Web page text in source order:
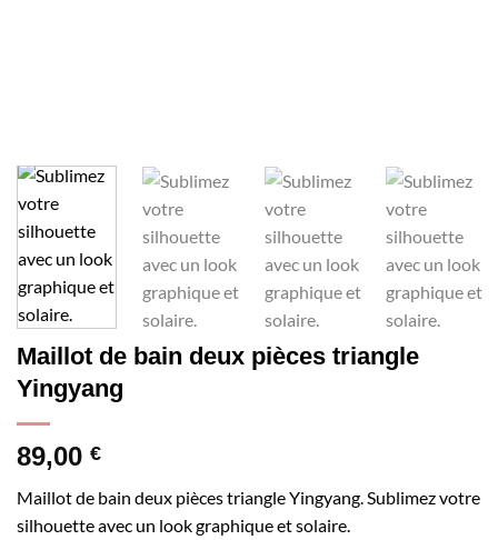
Maillot de bain deux pièces triangle
Yingyang
89,00 €
Maillot de bain deux pièces triangle Yingyang. Sublimez votre
silhouette avec un look graphique et solaire.